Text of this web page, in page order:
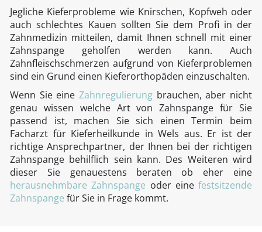
Jegliche Kieferprobleme wie Knirschen, Kopfweh oder
auch schlechtes Kauen sollten Sie dem Profi in der
Zahnmedizin mitteilen, damit Ihnen schnell mit einer
Zahnspange geholfen werden kann. Auch
Zahnfleischschmerzen aufgrund von Kieferproblemen
sind ein Grund einen Kieferorthopäden einzuschalten.
Wenn Sie eine Zahnregulierung brauchen, aber nicht
genau wissen welche Art von Zahnspange für Sie
passend ist, machen Sie sich einen Termin beim
Facharzt für Kieferheilkunde in Wels aus. Er ist der
richtige Ansprechpartner, der Ihnen bei der richtigen
Zahnspange behilflich sein kann. Des Weiteren wird
dieser Sie genauestens beraten ob eher eine
herausnehmbare Zahnspange oder eine festsitzende
Zahnspange für Sie in Frage kommt.